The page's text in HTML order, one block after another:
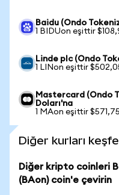
Baidu (Ondo
1 BIDUon eşittir
Linde plc (Ondo
1 LINon eşittir
Mastercard (Ondo
Doları'na
1 MAon eşittir $571,75
Diğer kurları
Diğer kripto coinleri
(BAon) coin'e çevirin